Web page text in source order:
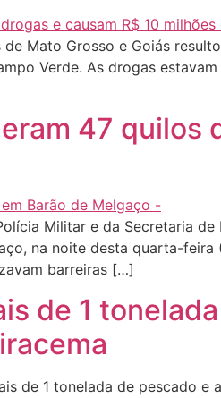
Mato Grosso e Goiás
Verde. As drogas
47 quilos
Militar e da Secretaria
na noite desta quarta-
barreiras […]
de 1
de 1 tonelada de pescado